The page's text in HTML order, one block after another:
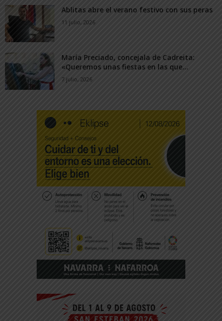
Ablitas abre el verano festivo con sus peras
11 julio, 2026
María Preciado, concejala de Cadreita:
«Queremos unas fiestas en las que...
7 julio, 2026